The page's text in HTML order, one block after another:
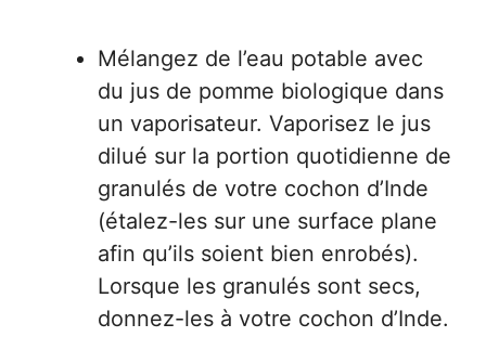
Mélangez de l’eau potable avec
du jus de pomme biologique dans
un vaporisateur. Vaporisez le jus
dilué sur la portion quotidienne de
granulés de votre cochon d’Inde
(étalez-les sur une surface plane
afin qu’ils soient bien enrobés).
Lorsque les granulés sont secs,
donnez-les à votre cochon d’Inde.